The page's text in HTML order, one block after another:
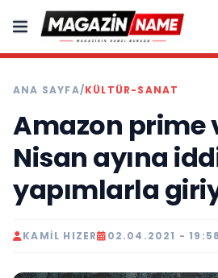
ANA SAYFA/KÜLTÜR-SANAT
Amazon prime
Nisan ayına
yapımlarla
KAMIL HIZER 02.04.2021 -